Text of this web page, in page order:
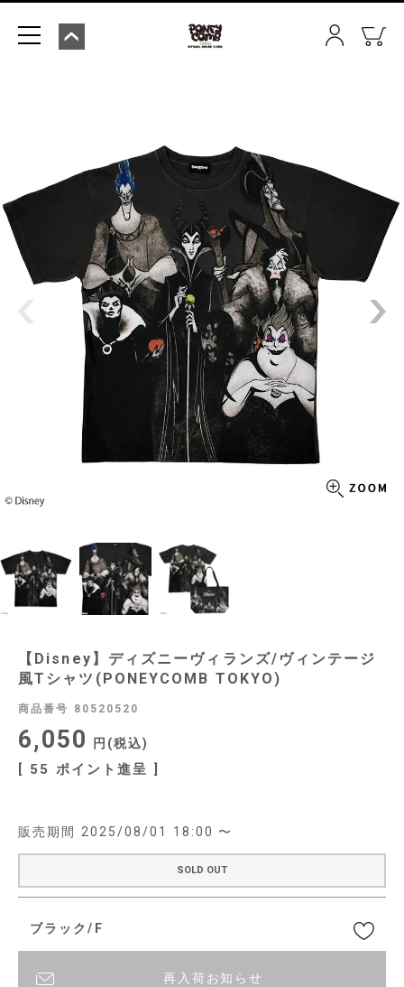
【Disney】ディズニーヴィランズ/ヴィンテージ
風Tシャツ(PONEYCOMB TOKYO)
商品番号 80520520
6,050 税込
[ 55 ポイント進呈 ]
販売期間 2025/08/01 18:00 〜
SOLD OUT
ブラック/F
再入荷お知らせ